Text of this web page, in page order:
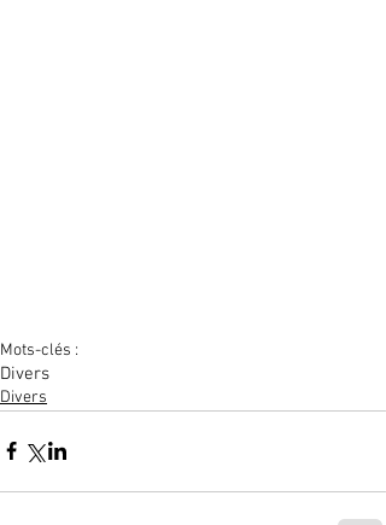
Mots-clés :
Divers
Divers